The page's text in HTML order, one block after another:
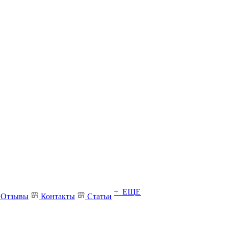
Отзывы Контакты Статьи
+ ЕЩЕ